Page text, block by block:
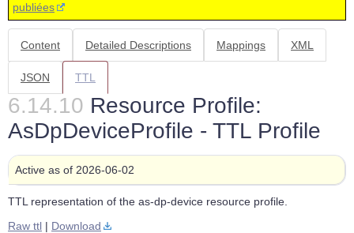
publiées
Content Detailed Descriptions Mappings XML
JSON TTL
Resource Profile:
AsDpDeviceProfile - TTL Profile
Active as of 2026-06-02
TTL representation of the as-dp-device resource profile.
Raw ttl | Download